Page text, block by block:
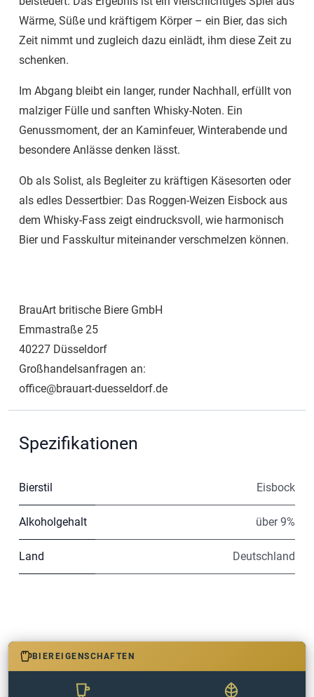
Wärme, Süße und kräftigem Körper – ein Bier, das sich
Zeit nimmt und zugleich dazu einlädt, ihm diese Zeit zu
schenken.
Im Abgang bleibt ein langer, runder Nachhall, erfüllt von
malziger Fülle und sanften Whisky-Noten. Ein
Genussmoment, der an Kaminfeuer, Winterabende und
besondere Anlässe denken lässt.
Ob als Solist, als Begleiter zu kräftigen Käsesorten oder
als edles Dessertbier: Das Roggen-Weizen Eisbock aus
dem Whisky-Fass zeigt eindrucksvoll, wie harmonisch
Bier und Fasskultur miteinander verschmelzen können.
BrauArt britische Biere GmbH
Emmastraße 25
40227 Düsseldorf
Großhandelsanfragen an:
office@brauart-duesseldorf.de
Spezifikationen
Bierstil Eisbock
Alkoholgehalt über 9%
Land Deutschland
BIEREIGENSCHAFTEN